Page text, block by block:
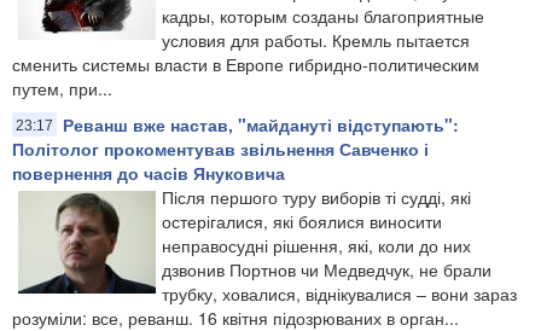
кадры, которым созданы благоприятные
условия для работы. Кремль пытается
сменить системы власти в Европе гибридно-политическим
путем, при...
23:17
Реванш вже настав, "майдануті відступають":
Політолог прокоментував звільнення Савченко і
повернення до часів Януковича
Після першого туру виборів ті судді, які
остерігалися, які боялися виносити
неправосудні рішення, які, коли до них
дзвонив Портнов чи Медведчук, не брали
трубку, ховалися, віднікувалися – вони зараз
розуміли: все, реванш. 16 квітня підозрюваних в орган...